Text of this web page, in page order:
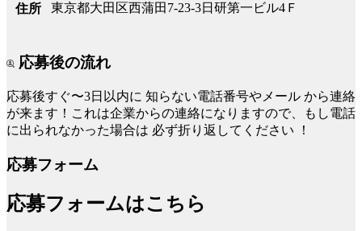
住所 東京都大田区西蒲田7-23-3日研第一ビル4Ｆ
応募後の流れ
応募後すぐ〜3日以内に 知らない電話番号やメール から連絡
が来ます！これは企業からの連絡になりますので、もし電話
に出られなかった場合は 必ず折り返してください ！
応募フォーム
応募フォームはこちら